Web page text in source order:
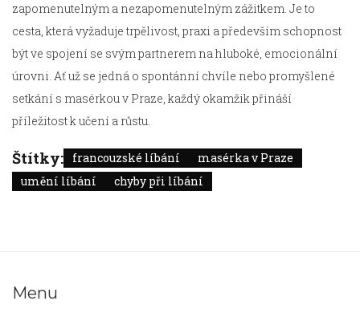
zapomenutelným a nezapomenutelným zážitkem. Je to
cesta, která vyžaduje trpělivost, praxi a především schopnost
být ve spojení se svým partnerem na hluboké, emocionální
úrovni. Ať už se jedná o spontánní chvíle nebo promyšlené
setkání s masérkou v Praze, každý okamžik přináší
příležitost k učení a růstu.
Štítky: francouzské líbání
masérka v Praze
umění líbání
chyby při líbání
Menu